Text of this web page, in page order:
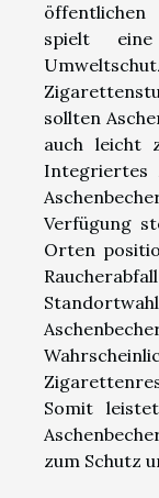
öffentlichen
spielt
sollten
auch leicht
Integriertes
Verfügung
Orten
Somit
zum Schutz